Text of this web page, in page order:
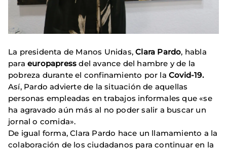
La presidenta de Manos Unidas,Clara Pardo, habla
para europapressdel avance del hambre y de la
pobreza durante el confinamiento por laCovid-19.
Así, Pardo advierte de la situación de aquellas
personas empleadas en trabajos informales que «se
ha agravado aún más al no poder salir a buscar un
jornal o comida».
De igual forma, Clara Pardo hace un llamamiento a la
colaboración de los ciudadanos para continuar en la